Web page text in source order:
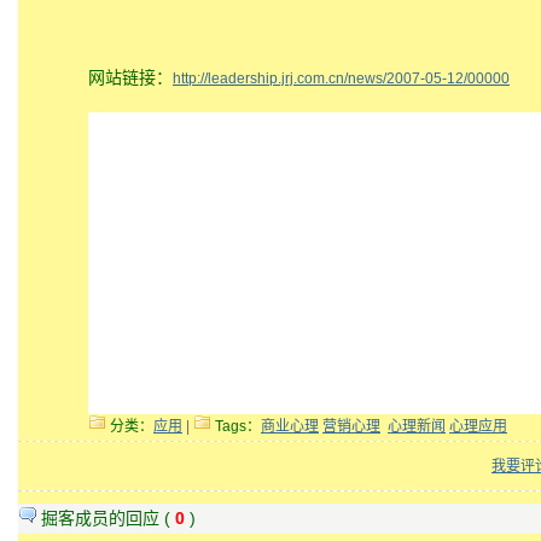
网站链接： http://leadership.jrj.com.cn/news/2007-05-12/00000
分类： 应用 Tags： 商业心理 营销心理 心理新闻 心理应用
我要评
掘客成员的回应 ( 0 )